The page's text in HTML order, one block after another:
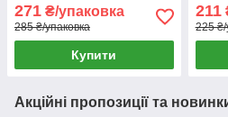
271 ₴/упаковка
285 ₴/упаковка
Купити
211
225 ₴/
Акційні пропозиції та